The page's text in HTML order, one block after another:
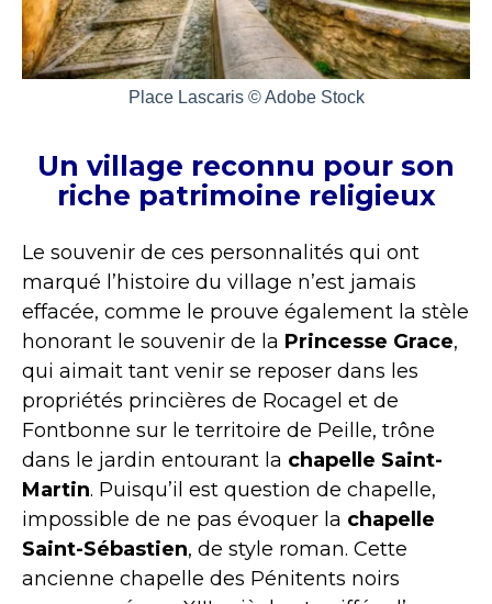
Place Lascaris © Adobe Stock
Un village reconnu pour son
riche patrimoine religieux
Le souvenir de ces personnalités qui ont
marqué l’histoire du village n’est jamais
effacée, comme le prouve également la stèle
honorant le souvenir de la Princesse Grace,
qui aimait tant venir se reposer dans les
propriétés princières de Rocagel et de
Fontbonne sur le territoire de Peille, trône
dans le jardin entourant la chapelle Saint-
Martin. Puisqu’il est question de chapelle,
impossible de ne pas évoquer la chapelle
Saint-Sébastien, de style roman. Cette
ancienne chapelle des Pénitents noirs